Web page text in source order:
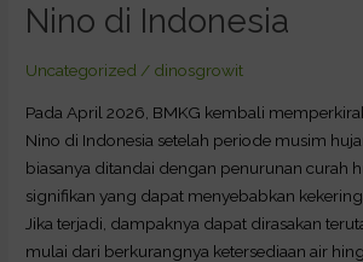
Nino di Indonesia
Uncategorized / dinosgrowit
Pada April 2026, BMKG kembali
Nino di Indonesia setelah periode musim
biasanya ditandai dengan penurunan curah
signifikan yang dapat menyebabkan
Jika terjadi, dampaknya dapat dirasakan
mulai dari berkurangnya ketersediaan air
Petani
Harus
Ketahui
Menghadapi
El
Nino
di
Indonesia